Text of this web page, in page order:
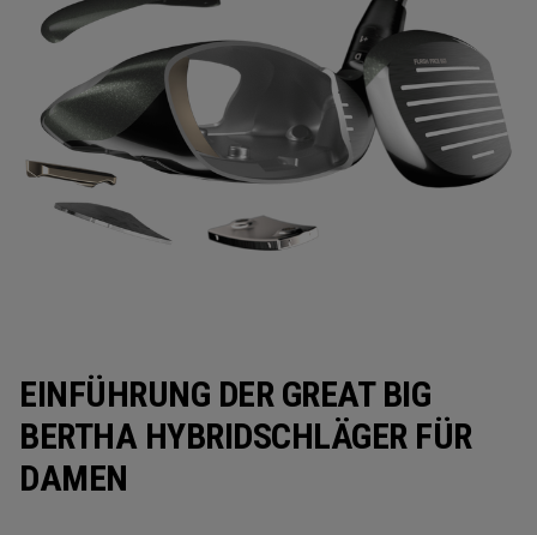
EINFÜHRUNG DER GREAT BIG
BERTHA HYBRIDSCHLÄGER FÜR
DAMEN